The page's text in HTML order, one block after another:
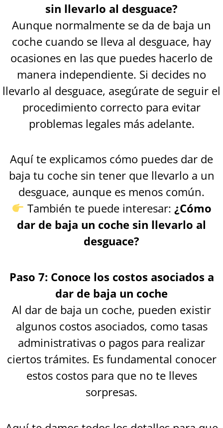
sin llevarlo al desguace?
Aunque normalmente se da de baja un
coche cuando se lleva al desguace, hay
ocasiones en las que puedes hacerlo de
manera independiente. Si decides no
llevarlo al desguace, asegúrate de seguir el
procedimiento correcto para evitar
problemas legales más adelante.
Aquí te explicamos cómo puedes dar de
baja tu coche sin tener que llevarlo a un
desguace, aunque es menos común.
También te puede interesar: ¿Cómo
dar de baja un coche sin llevarlo al
desguace?
Paso 7: Conoce los costos asociados a
dar de baja un coche
Al dar de baja un coche, pueden existir
algunos costos asociados, como tasas
administrativas o pagos para realizar
ciertos trámites. Es fundamental conocer
estos costos para que no te lleves
sorpresas.